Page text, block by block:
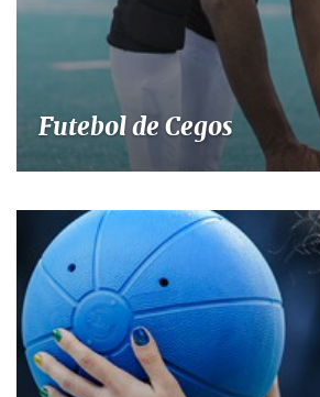
Futebol de Cegos